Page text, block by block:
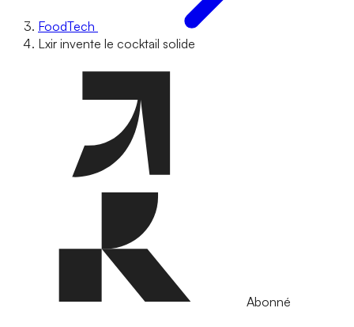
FoodTech
Lxir invente le cocktail solide
Abonné